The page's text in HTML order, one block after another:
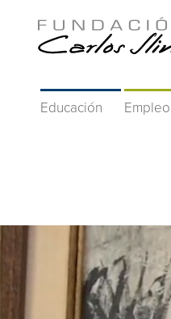
Educación Empleo